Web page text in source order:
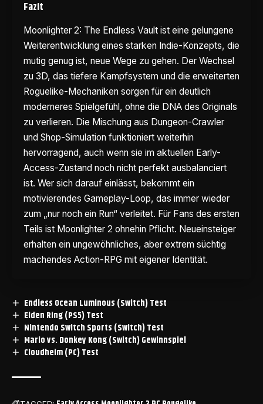
Fazit
Moonlighter 2: The Endless Vault ist eine gelungene
Weiterentwicklung eines starken Indie-Konzepts, die
mutig genug ist, neue Wege zu gehen. Der Wechsel
zu 3D, das tiefere Kampfsystem und die erweiterten
Roguelike-Mechaniken sorgen für ein deutlich
moderneres Spielgefühl, ohne die DNA des Originals
zu verlieren. Die Mischung aus Dungeon-Crawler
und Shop-Simulation funktioniert weiterhin
hervorragend, auch wenn sie im aktuellen Early-
Access-Zustand noch nicht perfekt ausbalanciert
ist. Wer sich darauf einlässt, bekommt ein
motivierendes Gameplay-Loop, das immer wieder
zum „nur noch ein Run“ verleitet. Für Fans des ersten
Teils ist Moonlighter 2 ohnehin Pflicht. Neueinsteiger
erhalten ein ungewöhnliches, aber extrem süchtig
machendes Action-RPG mit eigener Identität.
Endless Ocean Luminous (Switch) Test
Elden Ring (PS5) Test
Nintendo Switch Sports (Switch) Test
Mario vs. Donkey Kong (Switch) Gewinnspiel
Cloudheim (PC) Test